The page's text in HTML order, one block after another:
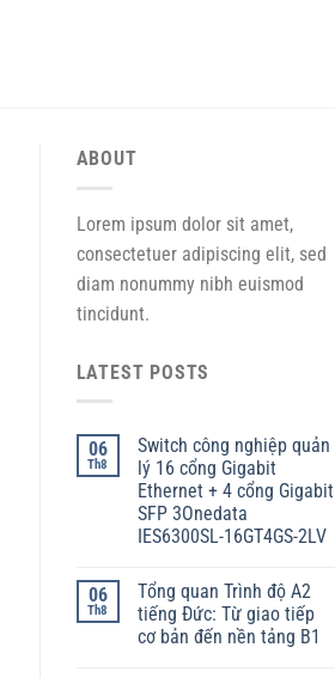
ABOUT
Lorem ipsum dolor sit amet,
consectetuer adipiscing elit, sed
diam nonummy nibh euismod
tincidunt.
LATEST POSTS
06
Th8
Switch công nghiệp quản
lý 16 cổng Gigabit
Ethernet + 4 cổng Gigabit
SFP 3Onedata
IES6300SL-16GT4GS-2LV
06
Th8
Tổng quan Trình độ A2
tiếng Đức: Từ giao tiếp
cơ bản đến nền tảng B1